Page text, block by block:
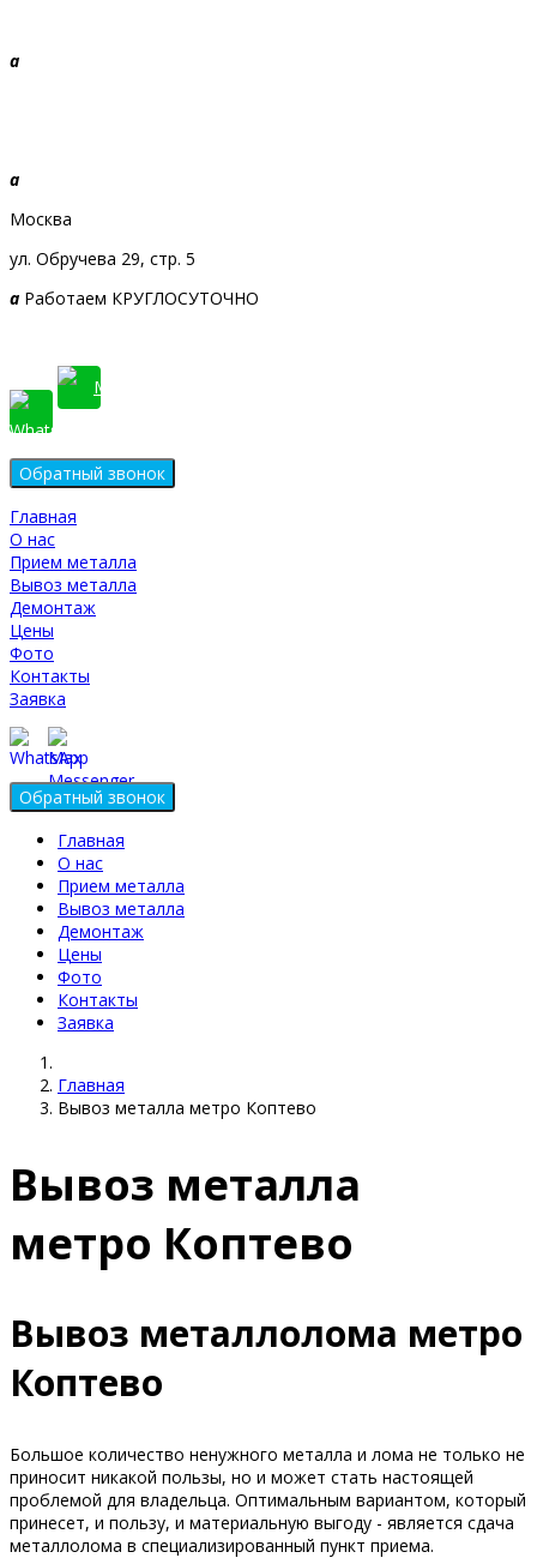
a
a
Москва
ул. Обручева 29, стр. 5
a Работаем КРУГЛОСУТОЧНО
Главная
О нас
Прием металла
Вывоз металла
Демонтаж
Цены
Фото
Контакты
Заявка
Главная
О нас
Прием металла
Вывоз металла
Демонтаж
Цены
Фото
Контакты
Заявка
Главная
Вывоз металла метро Коптево
Вывоз металла
метро Коптево
Вывоз металлолома метро
Коптево
Большое количество ненужного металла и лома не только не
приносит никакой пользы, но и может стать настоящей
проблемой для владельца. Оптимальным вариантом, который
принесет, и пользу, и материальную выгоду - является сдача
металлолома в специализированный пункт приема.